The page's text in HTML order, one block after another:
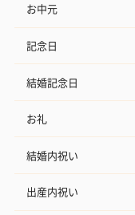
お中元
記念日
結婚記念日
お礼
結婚内祝い
出産内祝い